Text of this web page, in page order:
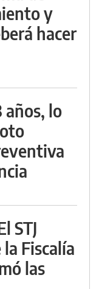
y
hacer
años, lo
STJ
Fiscalía
las